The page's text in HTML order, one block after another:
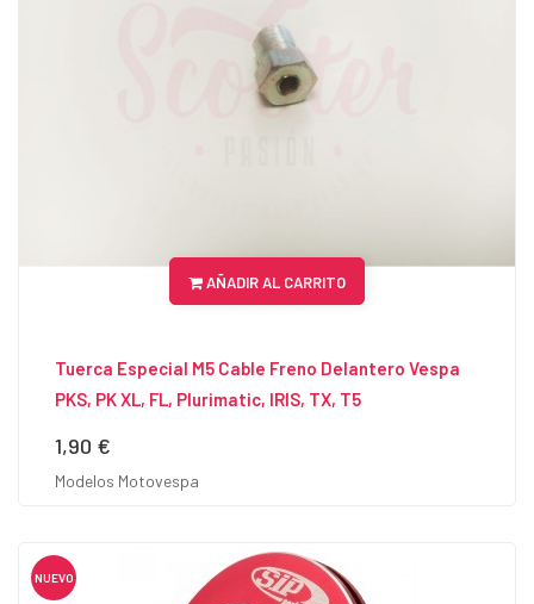
AÑADIR AL CARRITO
Tuerca Especial M5 Cable Freno Delantero Vespa
PKS, PK XL, FL, Plurimatic, IRIS, TX, T5
Precio
1,90 €
Modelos Motovespa
NUEVO